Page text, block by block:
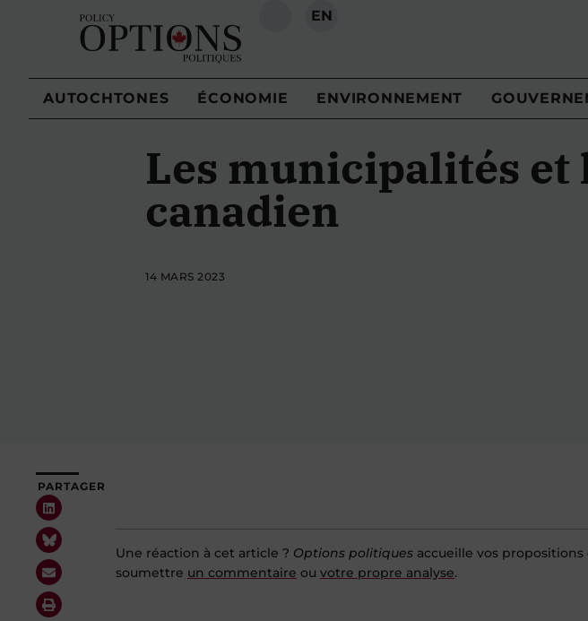
RECHERCHE
EN
AUTOCHTONES ÉCONOMIE ENVIRONNEMENT
Les municipalités et
canadien
14 MARS 2023
PARTAGER
Une réaction à cet article ? Options politiques accueille vos
soumettre un commentaire ou votre propre analyse.